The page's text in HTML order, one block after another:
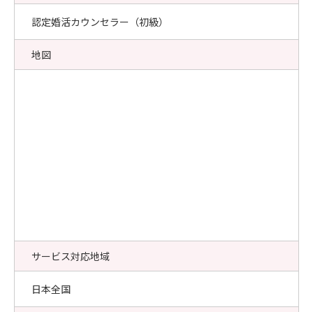
認定婚活カウンセラー（初級）
地図
サービス対応地域
日本全国